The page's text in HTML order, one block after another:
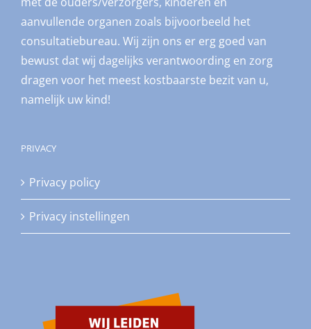
aanvullende organen zoals bijvoorbeeld het
consultatiebureau. Wij zijn ons er erg goed van
bewust dat wij dagelijks verantwoording en zorg
dragen voor het meest kostbaarste bezit van u,
namelijk uw kind!
PRIVACY
Privacy policy
Privacy instellingen